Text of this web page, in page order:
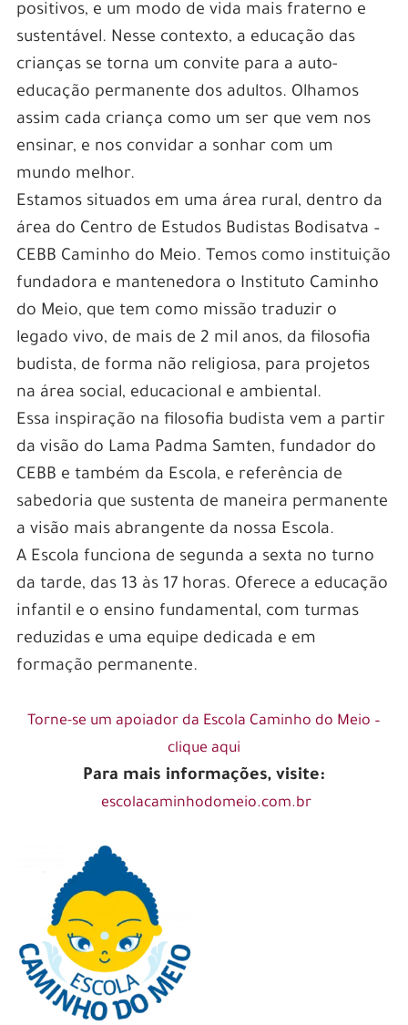
positivos, e um modo de vida mais fraterno e
sustentável. Nesse contexto, a educação das
crianças se torna um convite para a auto-
educação permanente dos adultos. Olhamos
assim cada criança como um ser que vem nos
ensinar, e nos convidar a sonhar com um
mundo melhor.
Estamos situados em uma área rural, dentro da
área do Centro de Estudos Budistas Bodisatva –
CEBB Caminho do Meio. Temos como instituição
fundadora e mantenedora o Instituto Caminho
do Meio, que tem como missão traduzir o
legado vivo, de mais de 2 mil anos, da filosofia
budista, de forma não religiosa, para projetos
na área social, educacional e ambiental.
Essa inspiração na filosofia budista vem a partir
da visão do Lama Padma Samten, fundador do
CEBB e também da Escola, e referência de
sabedoria que sustenta de maneira permanente
a visão mais abrangente da nossa Escola.
A Escola funciona de segunda a sexta no turno
da tarde, das 13 às 17 horas. Oferece a educação
infantil e o ensino fundamental, com turmas
reduzidas e uma equipe dedicada e em
formação permanente.
Torne-se um apoiador da Escola Caminho do Meio –
clique aqui
Para mais informações, visite:
escolacaminhodomeio.com.br